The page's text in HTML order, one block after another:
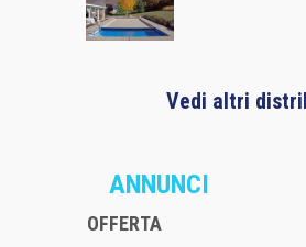
Vedi altri
ANNUNCI
OFFERTA